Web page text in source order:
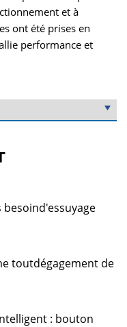
et à
ont été prises en
performance et
besoind'essuyage
toutdégagement de
: bouton